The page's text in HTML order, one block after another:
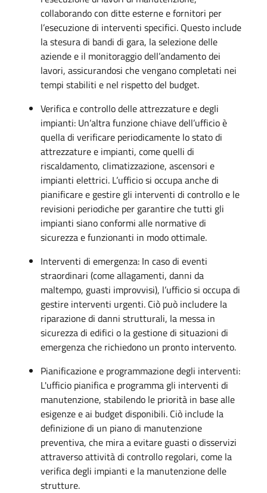
collaborando con ditte esterne e fornitori per
l’esecuzione di interventi specifici. Questo include
la stesura di bandi di gara, la selezione delle
aziende e il monitoraggio dell’andamento dei
lavori, assicurandosi che vengano completati nei
tempi stabiliti e nel rispetto del budget.
Verifica e controllo delle attrezzature e degli
impianti: Un’altra funzione chiave dell’ufficio è
quella di verificare periodicamente lo stato di
attrezzature e impianti, come quelli di
riscaldamento, climatizzazione, ascensori e
impianti elettrici. L’ufficio si occupa anche di
pianificare e gestire gli interventi di controllo e le
revisioni periodiche per garantire che tutti gli
impianti siano conformi alle normative di
sicurezza e funzionanti in modo ottimale.
Interventi di emergenza: In caso di eventi
straordinari (come allagamenti, danni da
maltempo, guasti improvvisi), l’ufficio si occupa di
gestire interventi urgenti. Ciò può includere la
riparazione di danni strutturali, la messa in
sicurezza di edifici o la gestione di situazioni di
emergenza che richiedono un pronto intervento.
Pianificazione e programmazione degli interventi:
L'ufficio pianifica e programma gli interventi di
manutenzione, stabilendo le priorità in base alle
esigenze e ai budget disponibili. Ciò include la
definizione di un piano di manutenzione
preventiva, che mira a evitare guasti o disservizi
attraverso attività di controllo regolari, come la
verifica degli impianti e la manutenzione delle
strutture.